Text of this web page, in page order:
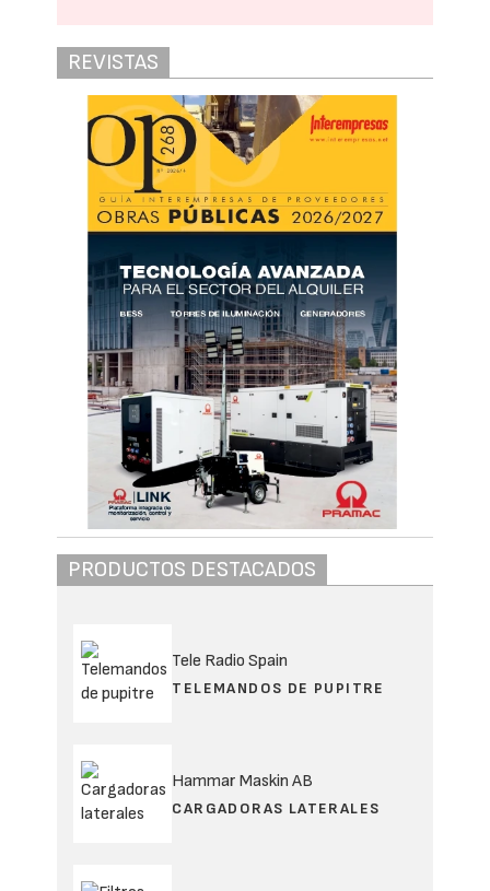
REVISTAS
PRODUCTOS DESTACADOS
Tele Radio Spain
TELEMANDOS DE PUPITRE
Hammar Maskin AB
CARGADORAS LATERALES